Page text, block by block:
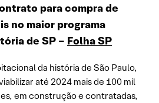
para compra de
no maior programa
de SP – Folha SP
da história de São Paulo,
até 2024 mais de 100 mil
em construção e contratadas,